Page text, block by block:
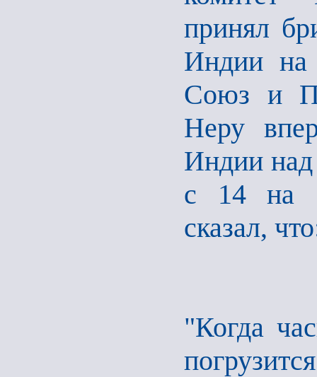
принял
Индии на
Союз и
Неру
Индии
с 14 на
сказал,
"Когда